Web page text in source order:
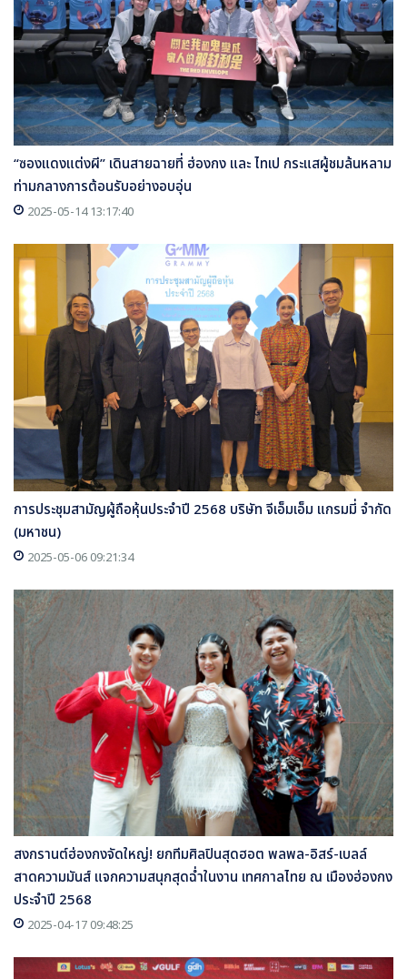
“ซองแดงแต่งผี” เดินสายฉายที่ ฮ่องกง และ ไทเป กระแสผู้ชมล้นหลาม
ท่ามกลางการต้อนรับอย่างอบอุ่น
2025-05-14 13:17:40
การประชุมสามัญผู้ถือหุ้นประจำปี 2568 บริษัท จีเอ็มเอ็ม แกรมมี่ จำกัด
(มหาชน)
2025-05-06 09:21:34
สงกรานต์ฮ่องกงจัดใหญ่! ยกทีมศิลปินสุดฮอต พลพล-อิสร์-เบลล์
สาดความมันส์ แจกความสนุกสุดฉ่ำในงาน เทศกาลไทย ณ เมืองฮ่องกง
ประจำปี 2568
2025-04-17 09:48:25